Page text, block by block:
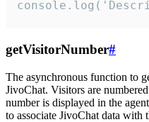
getVisitorNumber#
The asynchronous function to
JivoChat. Visitors are
number is displayed in the
to associate JivoChat data with